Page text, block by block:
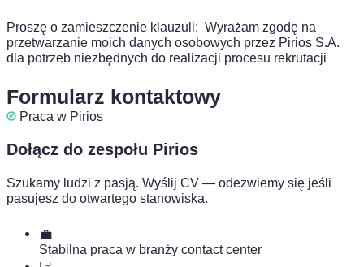
Proszę o zamieszczenie klauzuli: Wyrażam zgodę na
przetwarzanie moich danych osobowych przez Pirios S.A.
dla potrzeb niezbędnych do realizacji procesu rekrutacji
Formularz kontaktowy
Praca w Pirios
Dołącz do zespołu Pirios
Szukamy ludzi z pasją. Wyślij CV — odezwiemy się jeśli
pasujesz do otwartego stanowiska.
💼
Stabilna praca w branży contact center